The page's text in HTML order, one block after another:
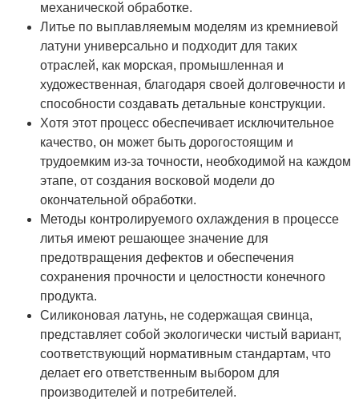
механической обработке.
Литье по выплавляемым моделям из кремниевой
латуни универсально и подходит для таких
отраслей, как морская, промышленная и
художественная, благодаря своей долговечности и
способности создавать детальные конструкции.
Хотя этот процесс обеспечивает исключительное
качество, он может быть дорогостоящим и
трудоемким из-за точности, необходимой на каждом
этапе, от создания восковой модели до
окончательной обработки.
Методы контролируемого охлаждения в процессе
литья имеют решающее значение для
предотвращения дефектов и обеспечения
сохранения прочности и целостности конечного
продукта.
Силиконовая латунь, не содержащая свинца,
представляет собой экологически чистый вариант,
соответствующий нормативным стандартам, что
делает его ответственным выбором для
производителей и потребителей.